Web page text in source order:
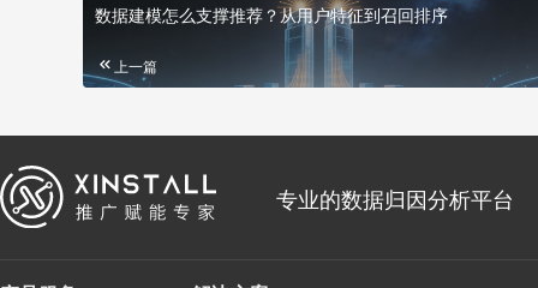
数据建模怎么支撑推荐？从用户特征到召回排序
上一篇
专业的数据归因分析平台